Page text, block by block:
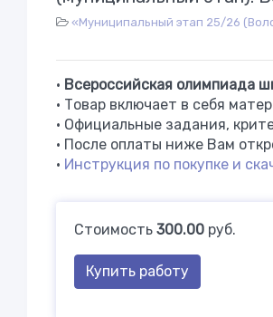
«Муниципальный этап 25/26
• Всероссийская олимпиада
• Товар включает в себя
• Официальные задания,
• После оплаты ниже Вам
• Инструкция по покупке и
Стоимость 300.00 руб.
Купить работу